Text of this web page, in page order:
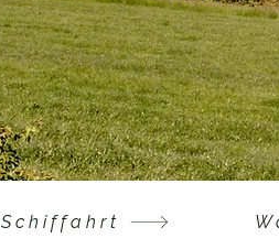
Schiffahrt